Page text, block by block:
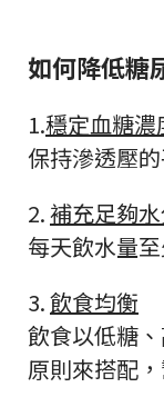
如何降低糖
1.穩定血糖濃
保持滲透壓
2.補充足夠
每天飲水量
3.飲食均衡
飲食以低糖
原則來搭配